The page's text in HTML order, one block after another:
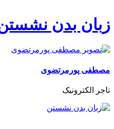
زبان بدن
مصطفی پورمرتضوی
تاجر الکترونیک